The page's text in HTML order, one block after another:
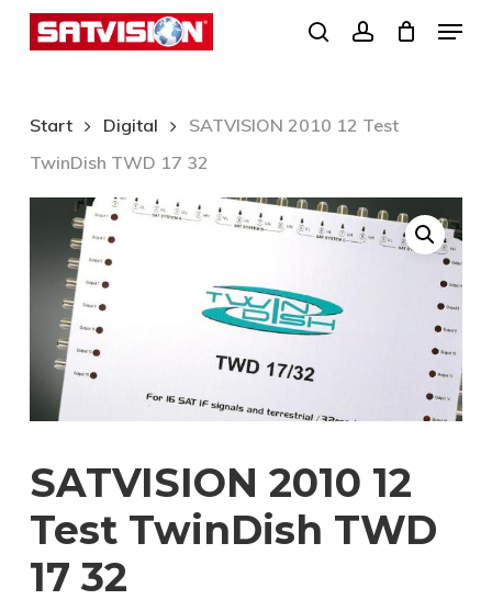
Skip
content
search
Menu
Start Digital
SATVISION 2010 12 Test
TwinDish TWD 17 32
SATVISION 2010 12
Test TwinDish TWD
17 32